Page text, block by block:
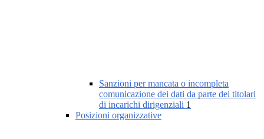
Sanzioni per mancata o incompleta
comunicazione dei dati da parte dei titolari
di incarichi dirigenziali 1
Posizioni organizzative